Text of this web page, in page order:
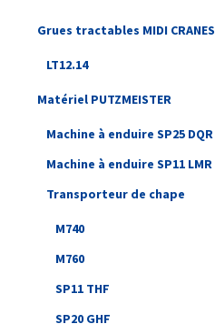
Grues tractables MIDI CRANES
LT12.14
Matériel PUTZMEISTER
Machine à enduire SP25 DQR
Machine à enduire SP11 LMR
Transporteur de chape
M740
M760
SP11 THF
SP20 GHF